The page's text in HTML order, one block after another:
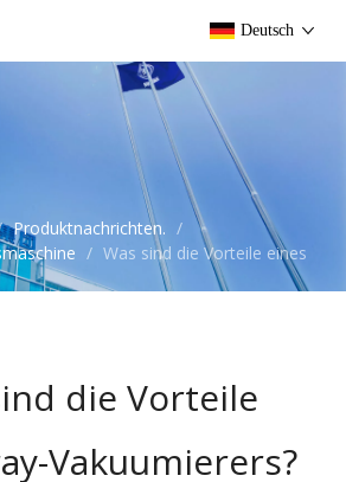
Deutsch
Produktnachrichten. /
/ Was sind die Vorteile eines
die Vorteile
Vakuumierers?